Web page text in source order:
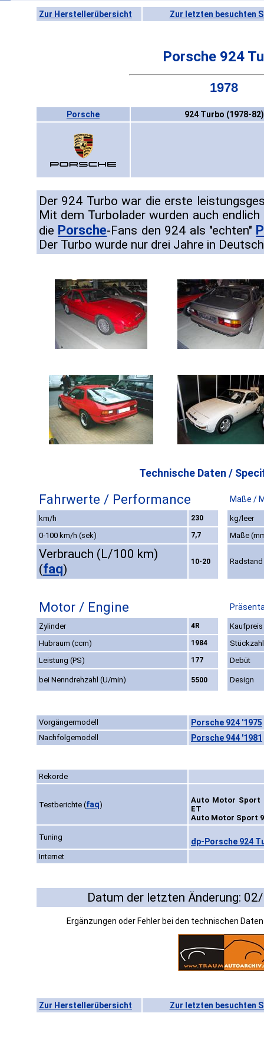
Zur Herstellerübersicht Zur letzten besuchten
Porsche 924
1978
Porsche 924 Turbo (1978-82)
Der 924 Turbo war die erste
Mit dem Turbolader wurden auch
die Porsche-Fans den 924 als "echten"
Der Turbo wurde nur drei Jahre in
Technische Daten /
Fahrwerte / Performance Maße /
km/h 230
kg/leer
0-100 km/h (sek)
7,7 Maße
Verbrauch (L/100 km)
(faq)
10-20
Motor / Engine
Zylinder 4R
Kaufpreis
Hubraum (ccm)
1984
Stückzahl
Leistung (PS)
177 Debüt
bei Nenndrehzahl (U/min) 5500 Design
Vorgängermodell Porsche 924 '1975
Nachfolgemodell Porsche 944 '1981
Rekorde
Testberichte (faq)
Auto Motor Sport
ET
Auto Motor Sport
Tuning dp-Porsche 924
Internet
Datum der letzten Änderung:
Ergänzungen oder Fehler bei den technischen
Zur Herstellerübersicht Zur letzten besuchten